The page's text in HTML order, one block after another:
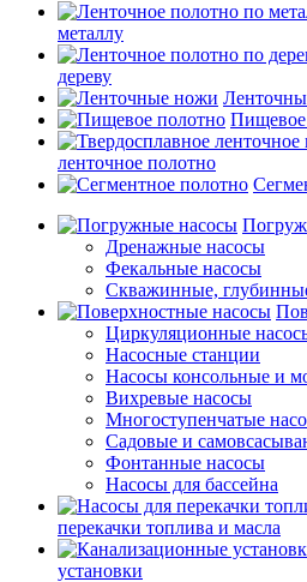
металлу
дереву
Пищевое
ленточное полотно
Дренажные насосы
Фекальные насосы
Скважинные,
Циркуляционные
Насосные станции
Насосы консольные и
Вихревые насосы
Многоступенчатые
Садовые и
Фонтанные насосы
Насосы для бассейна
перекачки топлива и масла
установки